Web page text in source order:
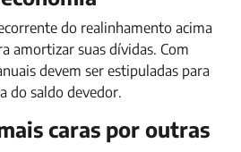
do realinhamento acima
amortizar suas dívidas. Com
devem ser estipuladas para
do saldo devedor.
caras por outras